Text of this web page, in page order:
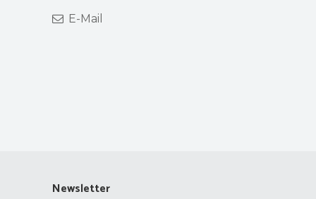
E-Mail
Newsletter